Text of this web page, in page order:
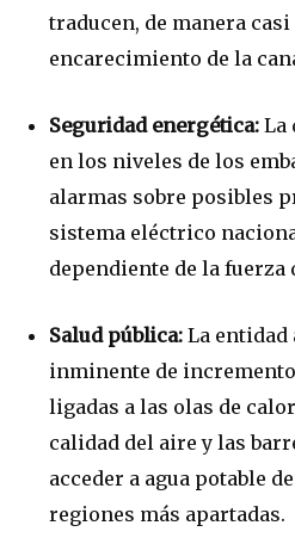
traducen, de manera
encarecimiento de la
Seguridad energética: La
en los niveles de los
alarmas sobre posibles
sistema eléctrico
dependiente de la fuerza
Salud pública: La entidad
inminente de
ligadas a las olas de
calidad del aire y las
acceder a agua potable
regiones más apartadas.